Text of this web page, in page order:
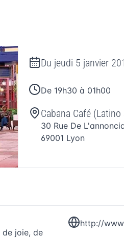
Du jeudi 5 janvier
De 19h30 à 01h00
Cabana Café
30 Rue De
69001 Lyon
de joie, de
http://